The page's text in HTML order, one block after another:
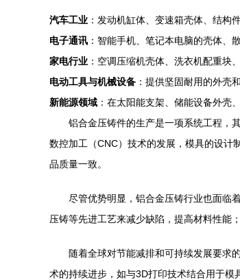
汽车工业 ：发动机缸体、变速箱壳体、结构
电子通讯 ：智能手机、笔记本电脑的壳体、
家电行业 ：空调压缩机壳体、洗衣机配重块
电动工具与机械设备 ：提供坚固耐用的外壳
新能源领域 ：在太阳能支架、储能设备外壳
铝合金压铸件的生产是一项系统工程，
数控加工（CNC）技术的发展，模具的设计
品质量一致。
尽管优势明显，铝合金压铸行业也面临
压铸等先进工艺来减少缺陷，提高材料性能
随着全球对节能减排和可持续发展要求
术的持续进步，如与3D打印技术结合用于模